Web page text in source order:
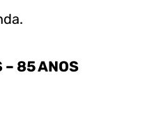
– 85 ANOS